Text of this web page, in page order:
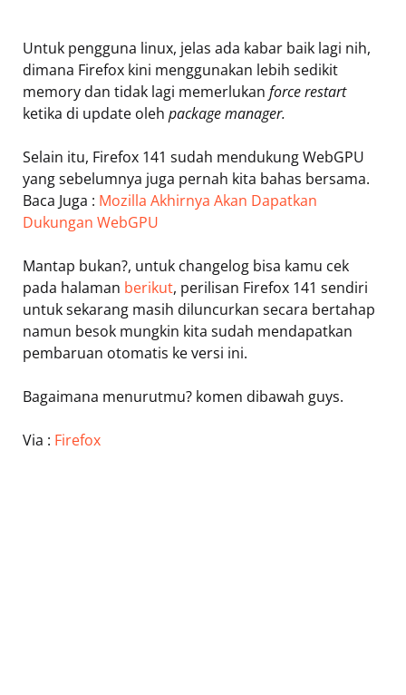
Untuk pengguna linux, jelas ada kabar baik lagi nih,
dimana Firefox kini menggunakan lebih sedikit
memory dan tidak lagi memerlukan force restart
ketika di update oleh package manager.
Selain itu, Firefox 141 sudah mendukung WebGPU
yang sebelumnya juga pernah kita bahas bersama.
Baca Juga : Mozilla Akhirnya Akan Dapatkan
Dukungan WebGPU
Mantap bukan?, untuk changelog bisa kamu cek
pada halaman berikut, perilisan Firefox 141 sendiri
untuk sekarang masih diluncurkan secara bertahap
namun besok mungkin kita sudah mendapatkan
pembaruan otomatis ke versi ini.
Bagaimana menurutmu? komen dibawah guys.
Via : Firefox